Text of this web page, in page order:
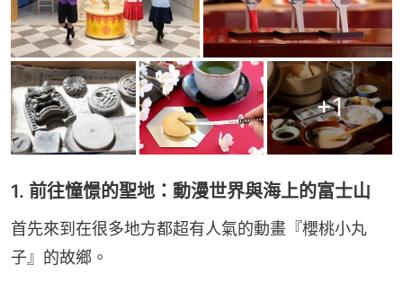
+1
1. 前往憧憬的聖地：動漫世界與海上的富士山
首先來到在很多地方都超有人氣的動畫『櫻桃小丸
子』的故鄉。